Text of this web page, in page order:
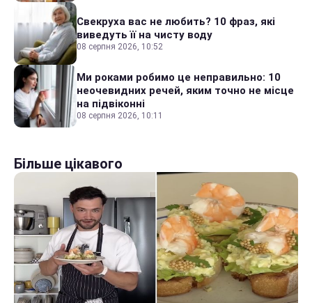
Свекруха вас не любить? 10 фраз, які
виведуть її на чисту воду
08 серпня 2026, 10:52
Ми роками робимо це неправильно: 10
неочевидних речей, яким точно не місце
на підвіконні
08 серпня 2026, 10:11
Більше цікавого